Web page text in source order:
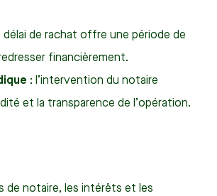
délai de rachat offre une période de
financièrement.
: l’intervention du notaire
et la transparence de l’opération.
de notaire, les intérêts et les